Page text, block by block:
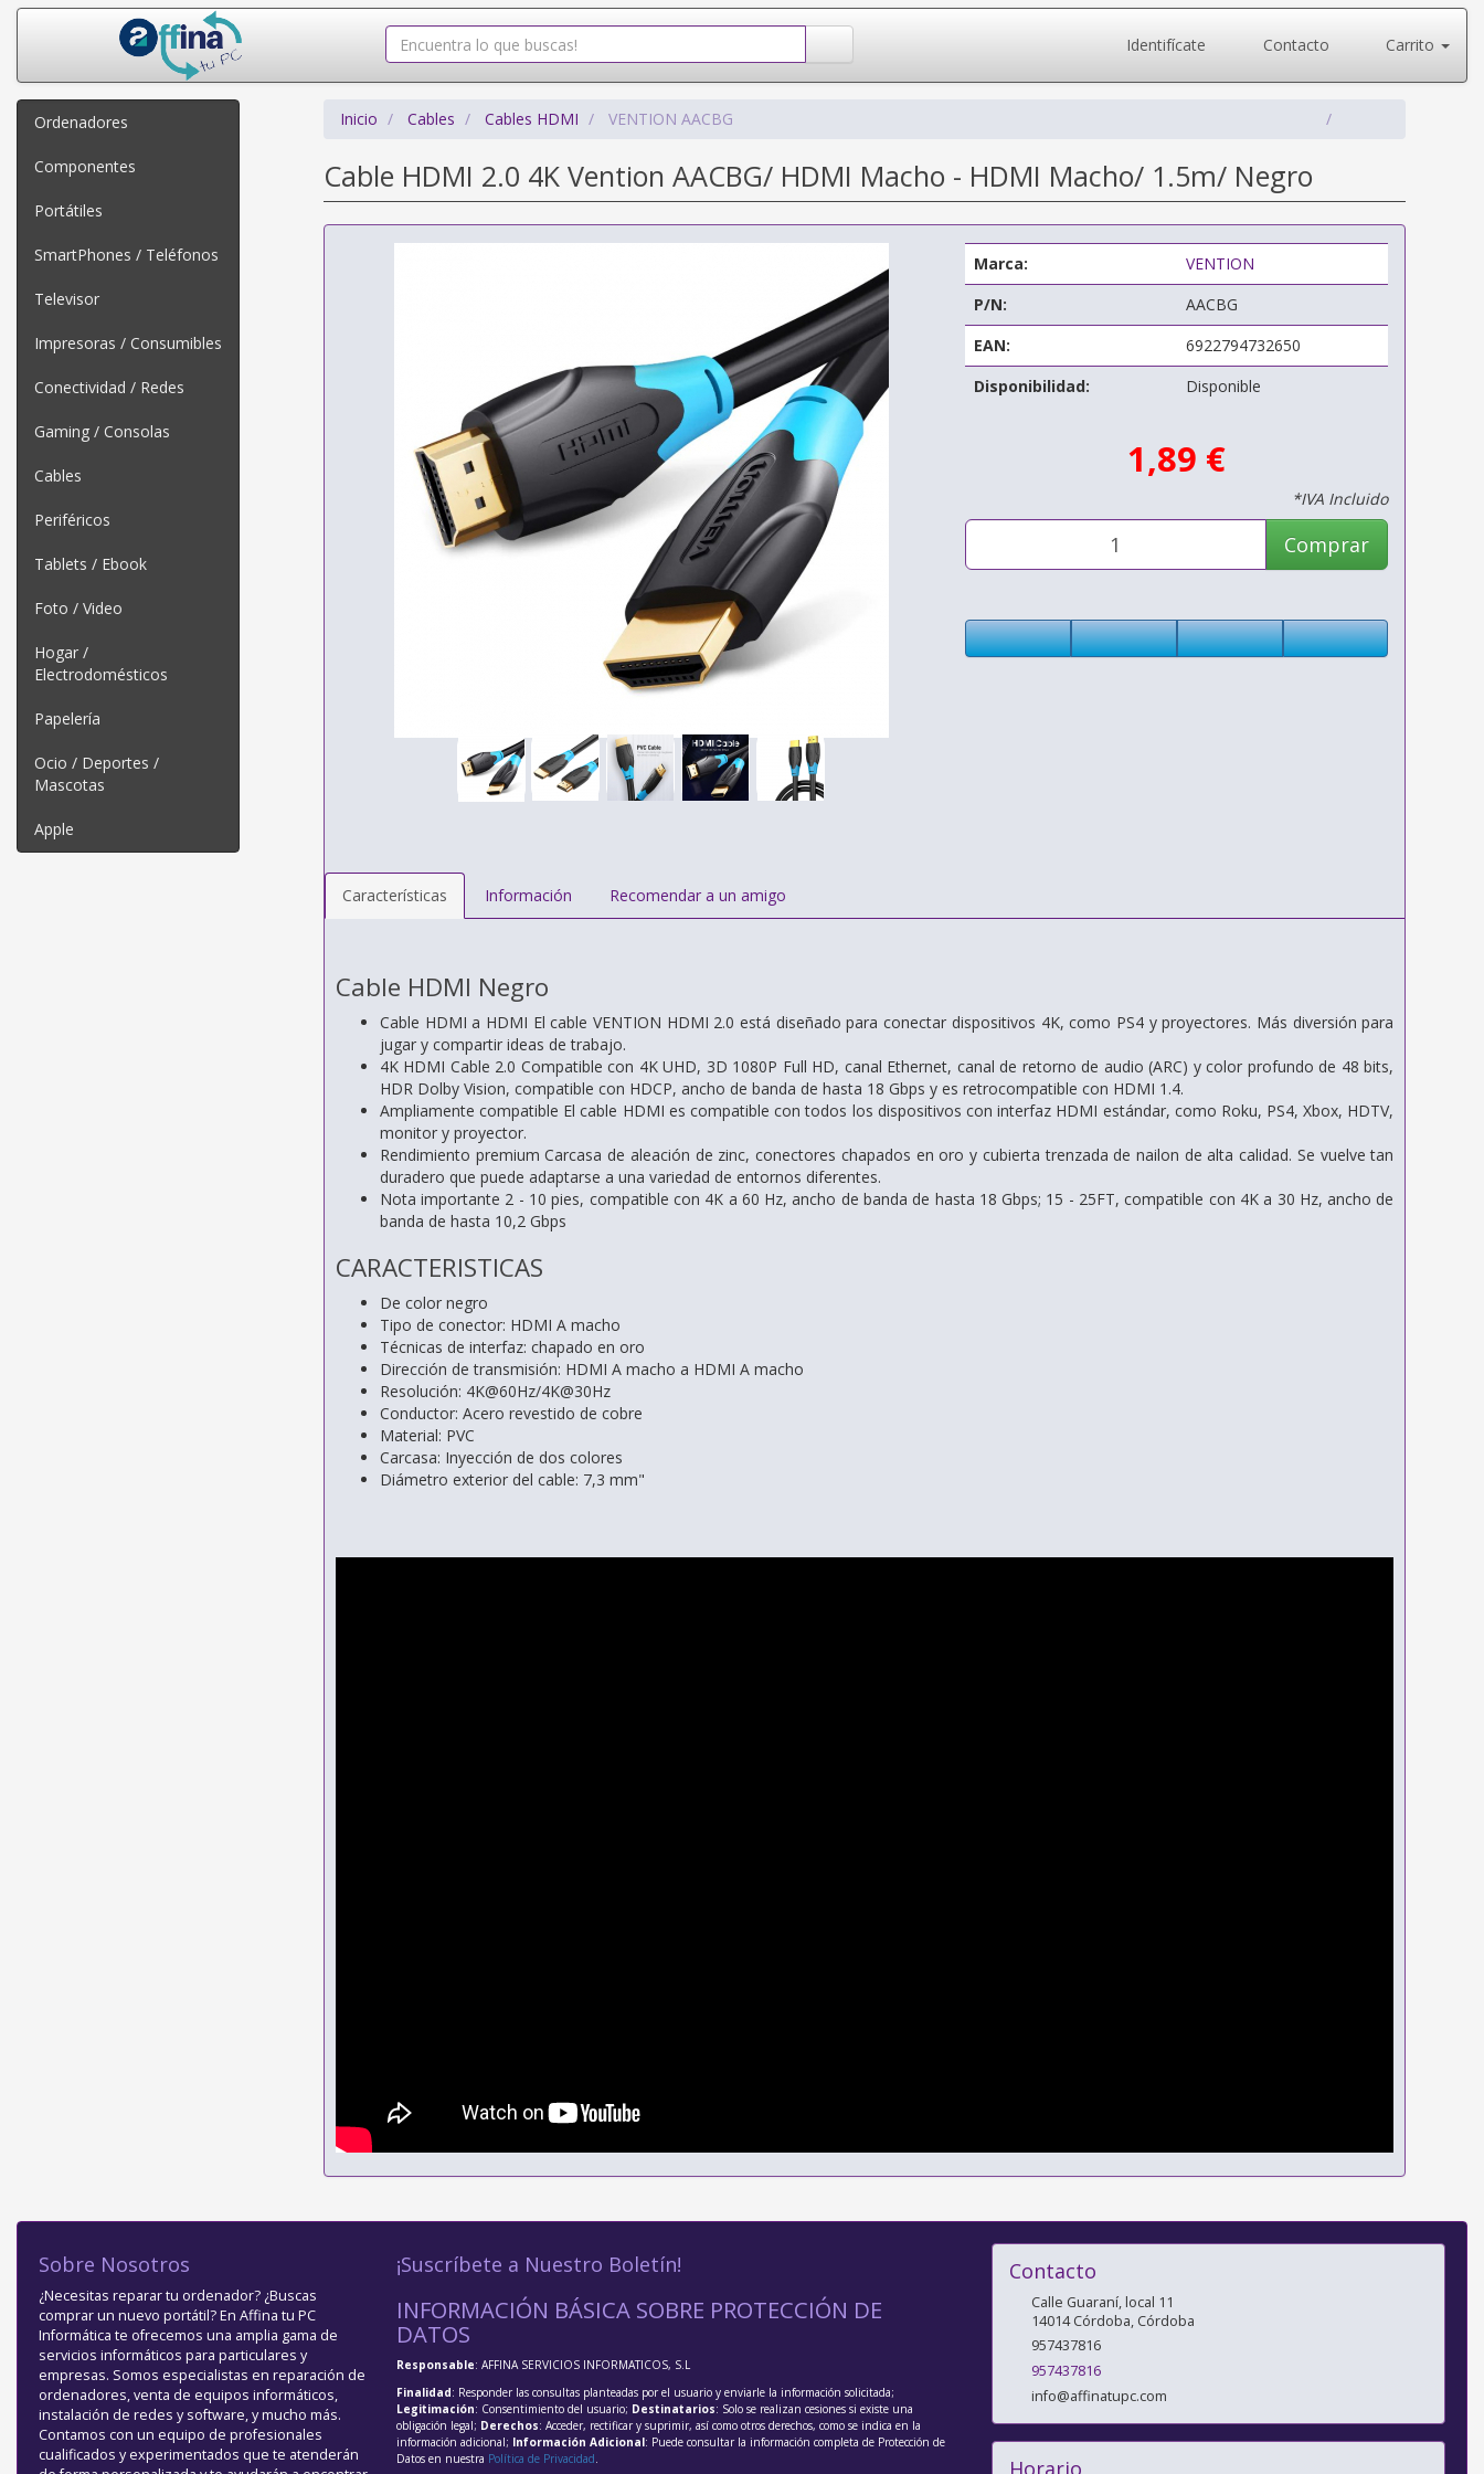
Identifícate Contacto Carrito
Ordenadores
Componentes
Portátiles
SmartPhones / Teléfonos
Televisor
Impresoras / Consumibles
Conectividad / Redes
Gaming / Consolas
Cables
Periféricos
Tablets / Ebook
Foto / Video
Hogar /
Electrodomésticos
Papelería
Ocio / Deportes /
Mascotas
Apple
Inicio Cables Cables HDMI VENTION AACBG
Cable HDMI 2.0 4K Vention AACBG/ HDMI Macho - HDMI Macho/ 1.5m/ Negro
Marca:
VENTION
P/N:
AACBG
EAN:
6922794732650
Disponibilidad:
Disponible
1,89 €
*IVA Incluido
Comprar
Características Información Recomendar a un amigo
Cable HDMI Negro
Cable HDMI a HDMI El cable VENTION HDMI 2.0 está diseñado para conectar dispositivos 4K, como PS4 y proyectores. Más diversión para
jugar y compartir ideas de trabajo.
4K HDMI Cable 2.0 Compatible con 4K UHD, 3D 1080P Full HD, canal Ethernet, canal de retorno de audio (ARC) y color profundo de 48 bits,
HDR Dolby Vision, compatible con HDCP, ancho de banda de hasta 18 Gbps y es retrocompatible con HDMI 1.4.
Ampliamente compatible El cable HDMI es compatible con todos los dispositivos con interfaz HDMI estándar, como Roku, PS4, Xbox, HDTV,
monitor y proyector.
Rendimiento premium Carcasa de aleación de zinc, conectores chapados en oro y cubierta trenzada de nailon de alta calidad. Se vuelve tan
duradero que puede adaptarse a una variedad de entornos diferentes.
Nota importante 2 - 10 pies, compatible con 4K a 60 Hz, ancho de banda de hasta 18 Gbps; 15 - 25FT, compatible con 4K a 30 Hz, ancho de
banda de hasta 10,2 Gbps
CARACTERISTICAS
De color negro
Tipo de conector: HDMI A macho
Técnicas de interfaz: chapado en oro
Dirección de transmisión: HDMI A macho a HDMI A macho
Resolución: 4K@60Hz/4K@30Hz
Conductor: Acero revestido de cobre
Material: PVC
Carcasa: Inyección de dos colores
Diámetro exterior del cable: 7,3 mm"
Sobre Nosotros
¿Necesitas reparar tu ordenador? ¿Buscas
comprar un nuevo portátil? En Affina tu PC
Informática te ofrecemos una amplia gama de
servicios informáticos para particulares y
empresas. Somos especialistas en reparación de
ordenadores, venta de equipos informáticos,
instalación de redes y software, y mucho más.
Contamos con un equipo de profesionales
cualificados y experimentados que te atenderán
¡Suscríbete a Nuestro Boletín!
INFORMACIÓN BÁSICA SOBRE PROTECCIÓN DE
DATOS
Responsable: AFFINA SERVICIOS INFORMATICOS, S.L
Finalidad: Responder las consultas planteadas por el usuario y enviarle la información solicitada;
Legitimación: Consentimiento del usuario; Destinatarios: Solo se realizan cesiones si existe una
obligación legal; Derechos: Acceder, rectificar y suprimir, así como otros derechos, como se indica en la
información adicional; Información Adicional: Puede consultar la información completa de Protección de
Datos en nuestra Política de Privacidad
Contacto
Calle Guaraní, local 11
14014 Córdoba, Córdoba
957437816
957437816
info@affinatupc.com
Horario